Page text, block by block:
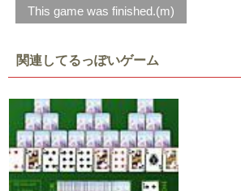
This game was finished.(m)
関連してるっぽいゲーム